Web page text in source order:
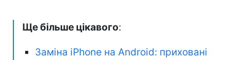
Ще більше цікавого:
Заміна iPhone на Android: приховані